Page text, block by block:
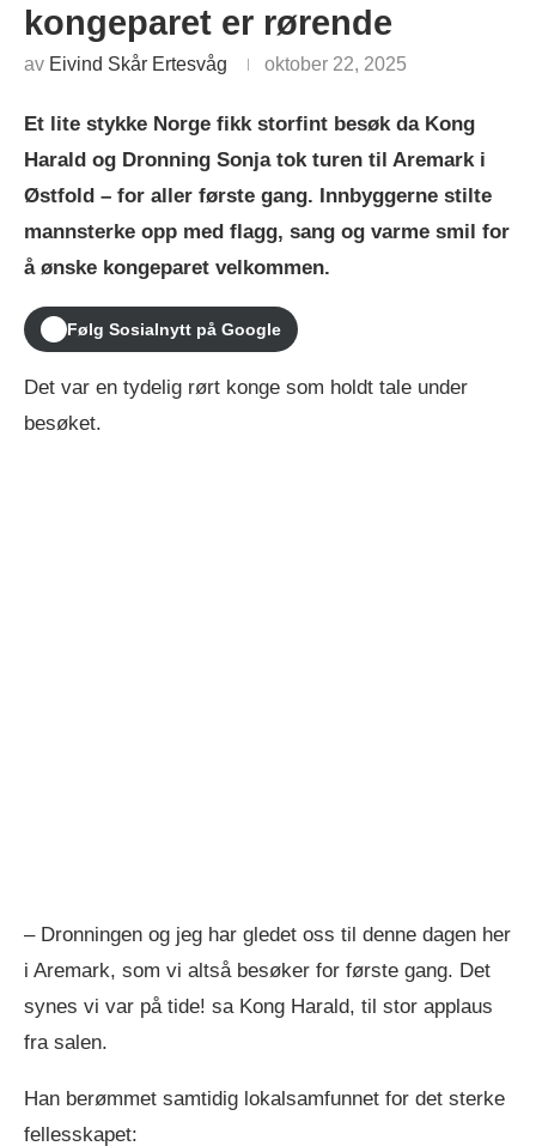
kongeparet er rørende
av Eivind Skår Ertesvåg oktober 22, 2025
Et lite stykke Norge fikk storfint besøk da Kong
Harald og Dronning Sonja tok turen til Aremark i
Østfold – for aller første gang. Innbyggerne stilte
mannsterke opp med flagg, sang og varme smil for
å ønske kongeparet velkommen.
Følg Sosialnytt på Google
Det var en tydelig rørt konge som holdt tale under
besøket.
– Dronningen og jeg har gledet oss til denne dagen her
i Aremark, som vi altså besøker for første gang. Det
synes vi var på tide! sa Kong Harald, til stor applaus
fra salen.
Han berømmet samtidig lokalsamfunnet for det sterke
fellesskapet: